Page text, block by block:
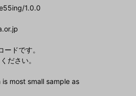
1.0.0
ドです。
ださい。
most small sample as